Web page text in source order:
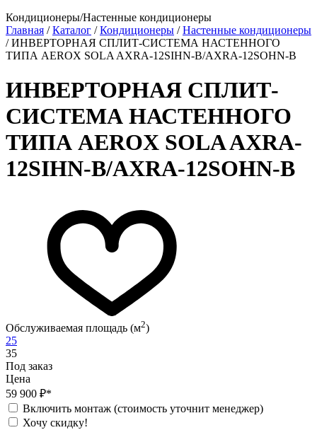
Кондиционеры/Настенные кондиционеры
Главная /Каталог /Кондиционеры /Настенные кондиционеры
/ИНВЕРТОРНАЯ СПЛИТ-СИСТЕМА НАСТЕННОГО
ТИПА AEROX SOLA AXRA-12SIHN-B/AXRA-12SOHN-B
ИНВЕРТОРНАЯ СПЛИТ-
СИСТЕМА НАСТЕННОГО
ТИПА AEROX SOLA AXRA-
12SIHN-B/AXRA-12SOHN-B
Обслуживаемая площадь (м2)
25
35
Под заказ
Цена
59 900 ₽*
Включить монтаж (стоимость уточнит менеджер)
Хочу скидку!